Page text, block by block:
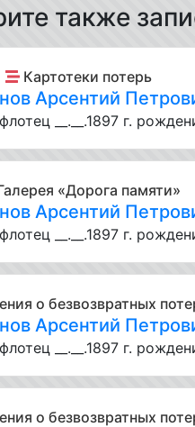
также
Картотеки потерь
Арсентий
__.__.1897 г.
«Дорога памяти»
Арсентий
__.__.1897 г.
о безвозвратных
Арсентий
__.__.1897 г.
о безвозвратных